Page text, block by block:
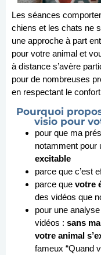
Les séances
chiens et les chats ne
une approche à part
pour votre animal et
à distance s’avère
pour de nombreuses
en respectant le
Pourquoi
visio pour
pour que ma
notamment pour
excitable
parce que c’est
parce que votre
des vidéos que
pour une
vidéos : sans
votre animal
fameux “Quand